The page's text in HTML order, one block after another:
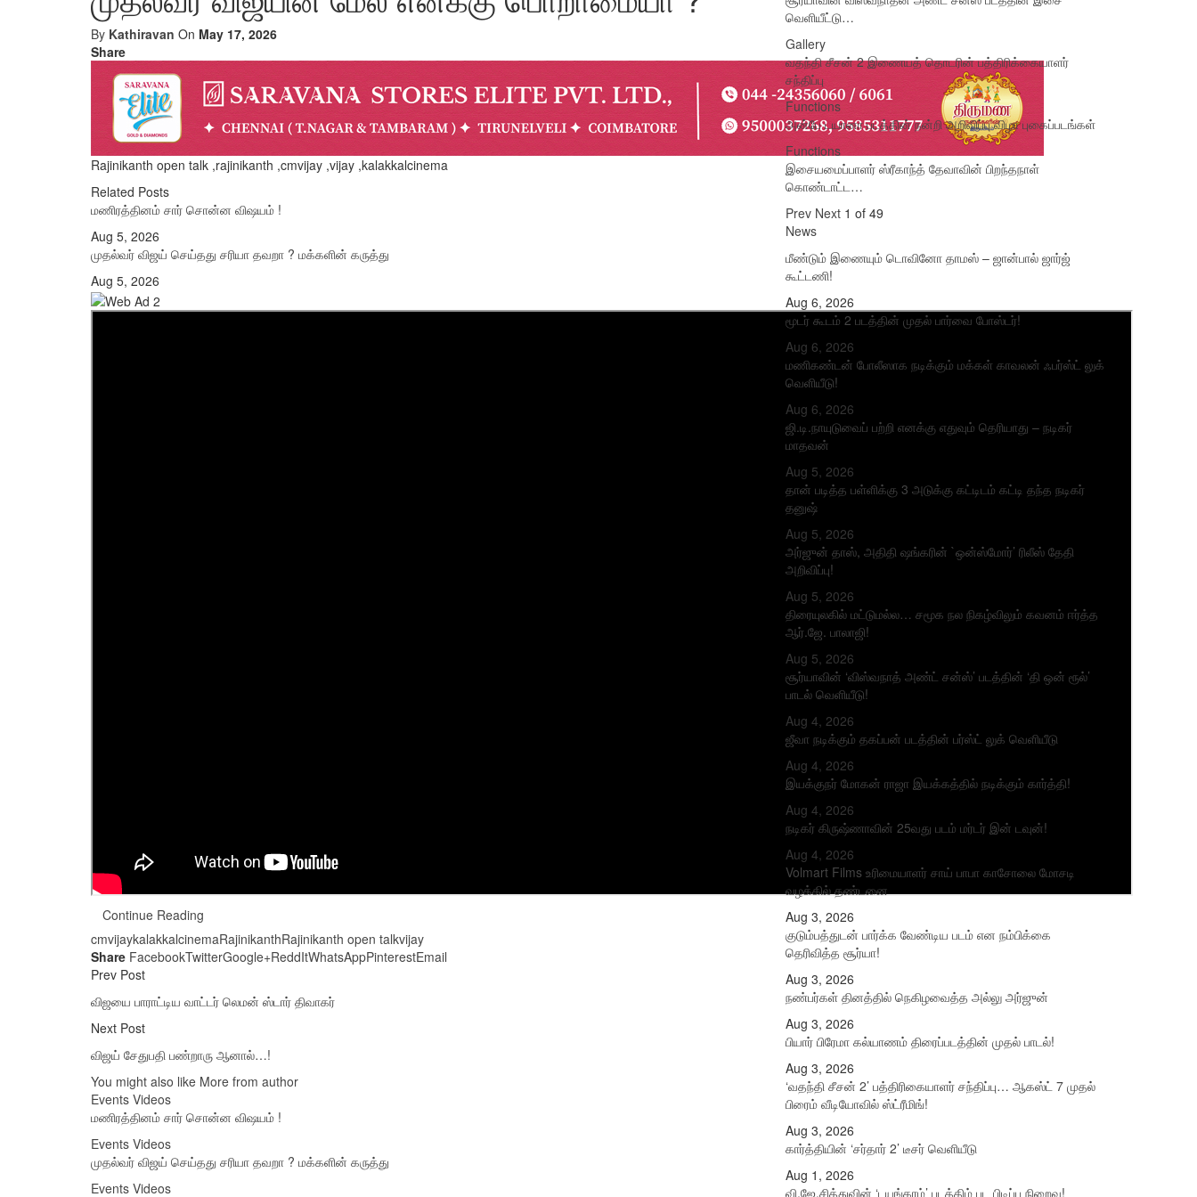
By Kathiravan On May 17, 2026
Share
Rajinikanth open talk ,rajinikanth ,cmvijay ,vijay ,kalakkalcinema
Related Posts
மணிரத்தினம் சார் சொன்ன விஷயம் !
Aug 5, 2026
முதல்வர் விஜய் செய்தது சரியா தவறா ? மக்களின் கருத்து
Aug 5, 2026
Continue Reading
cmvijaykalakkalcinemaRajinikanthRajinikanth open talkvijay
Share FacebookTwitterGoogle+ReddItWhatsAppPinterestEmail
Prev Post
விஜயை பாராட்டிய வாட்டர் லெமன் ஸ்டார் திவாகர்
Next Post
விஜய் சேதுபதி பண்றாரு ஆனால்…!
You might also like More from author
Events Videos
மணிரத்தினம் சார் சொன்ன விஷயம் !
Events Videos
முதல்வர் விஜய் செய்தது சரியா தவறா ? மக்களின் கருத்து
Events Videos
வெளியீட்டு…
Gallery
வதந்தி சீசன் 2 இணையத் தொடரின் பத்திரிக்கையாளர்
சந்திப்பு
Functions
அன்பே டயானா படத்தின் நன்றி அறிவிப்பு விழா புகைப்படங்கள்
Functions
இசையமைப்பாளர் ஸ்ரீகாந்த் தேவாவின் பிறந்தநாள்
கொண்டாட்ட…
Prev Next 1 of 49
News
மீண்டும் இணையும் டொவினோ தாமஸ் – ஜான்பால் ஜார்ஜ்
கூட்டணி!
Aug 6, 2026
மூடர் கூடம் 2 படத்தின் முதல் பார்வை போஸ்டர்!
Aug 6, 2026
மணிகண்டன் போலீஸாக நடிக்கும் மக்கள் காவலன் ஃபர்ஸ்ட் லுக்
வெளியீடு!
Aug 6, 2026
ஜி.டி.நாயுடுவைப் பற்றி எனக்கு எதுவும் தெரியாது – நடிகர்
மாதவன்
Aug 5, 2026
தான் படித்த பள்ளிக்கு 3 அடுக்கு கட்டிடம் கட்டி தந்த நடிகர்
தனுஷ்
Aug 5, 2026
அர்ஜுன் தாஸ், அதிதி ஷங்கரின் `ஒன்ஸ்மோர்’ ரிலீஸ் தேதி
அறிவிப்பு!
Aug 5, 2026
திரையுலகில் மட்டுமல்ல… சமூக நல நிகழ்விலும் கவனம் ஈர்த்த
ஆர்.ஜே. பாலாஜி!
Aug 5, 2026
சூர்யாவின் ‘விஸ்வநாத் அண்ட் சன்ஸ்’ படத்தின் ‘தி ஒன் ரூல்’
பாடல் வெளியீடு!
Aug 4, 2026
ஜீவா நடிக்கும் தகப்பன் படத்தின் பர்ஸ்ட் லுக் வெளியீடு
Aug 4, 2026
இயக்குநர் மோகன் ராஜா இயக்கத்தில் நடிக்கும் கார்த்தி!
Aug 4, 2026
நடிகர் கிருஷ்ணாவின் 25வது படம் மர்டர் இன் டவுன்!
Aug 4, 2026
Volmart Films உரிமையாளர் சாய் பாபா காசோலை மோசடி
வழக்கில் தண்டனை
Aug 3, 2026
குடும்பத்துடன் பார்க்க வேண்டிய படம் என நம்பிக்கை
தெரிவித்த சூர்யா!
Aug 3, 2026
நண்பர்கள் தினத்தில் நெகிழவைத்த அல்லு அர்ஜுன்
Aug 3, 2026
பியார் பிரேமா கல்யாணம் திரைப்படத்தின் முதல் பாடல்!
Aug 3, 2026
‘வதந்தி சீசன் 2’ பத்திரிகையாளர் சந்திப்பு… ஆகஸ்ட் 7 முதல்
பிரைம் வீடியோவில் ஸ்ட்ரீமிங்!
Aug 3, 2026
கார்த்தியின் ‘சர்தார் 2’ டீசர் வெளியீடு
Aug 1, 2026
வி.ஜே.சித்துவின் ‘டயங்கரம்’ படத்திம் பட பிடிப்பு நிறைவு!